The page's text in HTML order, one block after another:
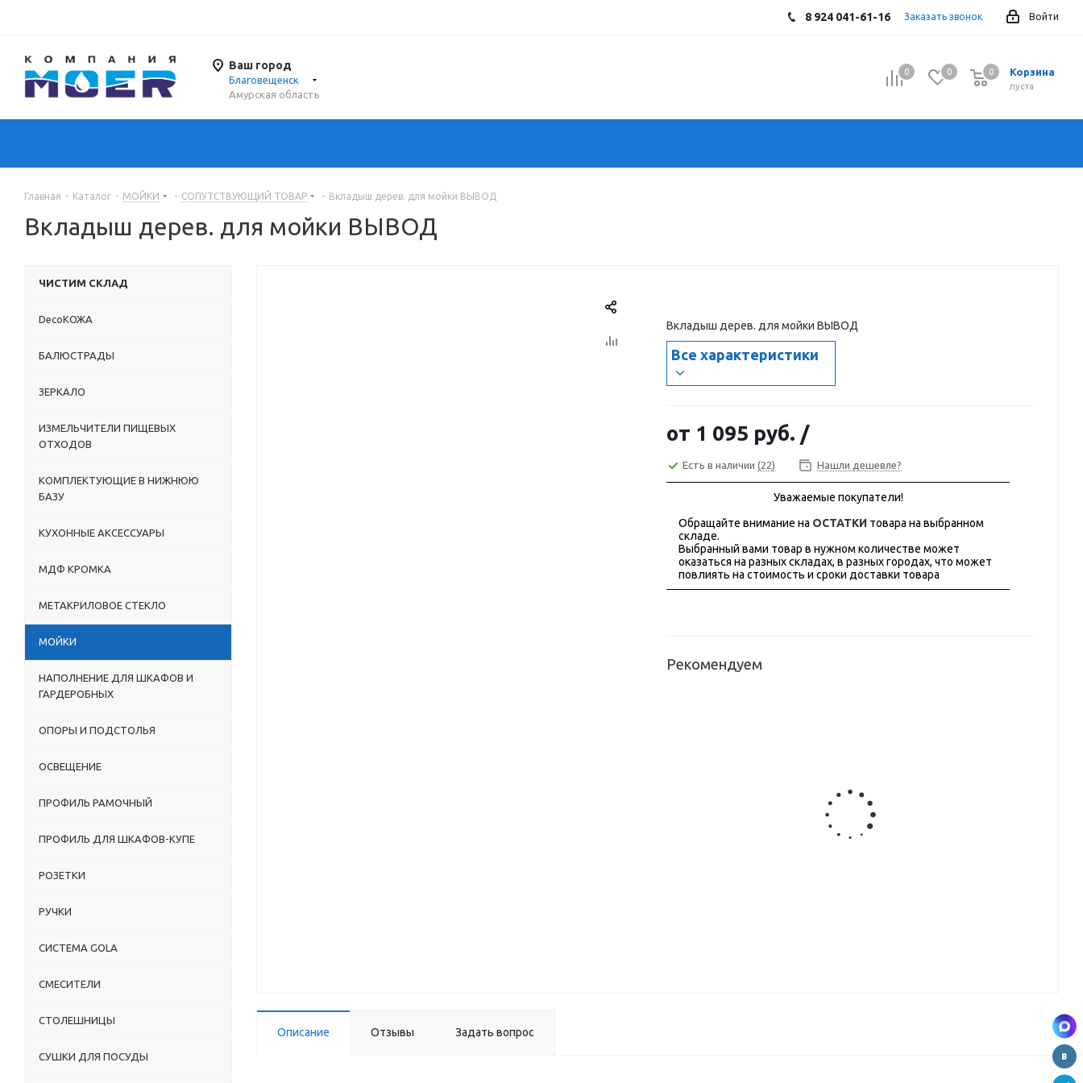
Войти
8 924 041-61-16 Заказать звонок
Ваш город
Благовещенск
Амурская область
0 0 Корзина
0
пуста
0
Главная - Каталог - МОЙКИ - СОПУТСТВУЮЩИЙ ТОВАР - Вкладыш дерев. для мойки ВЫВОД
Вкладыш дерев. для мойки ВЫВОД
Вкладыш дерев. для мойки ВЫВОД
Все характеристики
от 1 095 руб. /
Есть в наличии (22) Нашли дешевле?
Уважаемые покупатели!
Обращайте внимание на ОСТАТКИ товара на выбранном
складе.
Выбранный вами товар в нужном количестве может
оказаться на разных складах, в разных городах, что может
повлиять на стоимость и сроки доставки товара
Рекомендуем
Уплотнитель
мойки
Описание Отзывы Задать вопрос
ЧИСТИМ СКЛАД
DecoКОЖА
БАЛЮСТРАДЫ
ЗЕРКАЛО
ИЗМЕЛЬЧИТЕЛИ ПИЩЕВЫХ
ОТХОДОВ
КОМПЛЕКТУЮЩИЕ В НИЖНЮЮ
БАЗУ
КУХОННЫЕ АКСЕССУАРЫ
МДФ КРОМКА
МЕТАКРИЛОВОЕ СТЕКЛО
МОЙКИ
НАПОЛНЕНИЕ ДЛЯ ШКАФОВ И
ГАРДЕРОБНЫХ
ОПОРЫ И ПОДСТОЛЬЯ
ОСВЕЩЕНИЕ
ПРОФИЛЬ РАМОЧНЫЙ
ПРОФИЛЬ ДЛЯ ШКАФОВ-КУПЕ
РОЗЕТКИ
РУЧКИ
СИСТЕМА GOLA
СМЕСИТЕЛИ
СТОЛЕШНИЦЫ
СУШКИ ДЛЯ ПОСУДЫ